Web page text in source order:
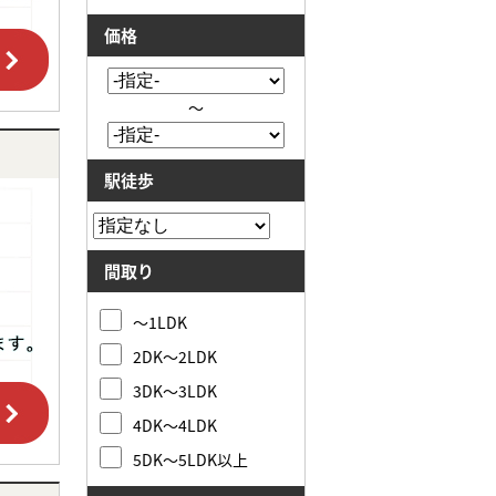
価格
～
駅徒歩
間取り
～1LDK
2DK～2LDK
3DK～3LDK
4DK～4LDK
5DK～5LDK以上